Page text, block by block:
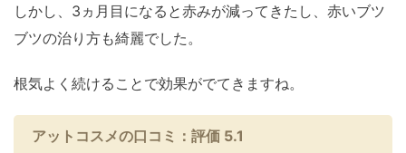
しかし、3ヵ月目になると赤みが減ってきたし、赤いブツ
ブツの治り方も綺麗でした。
根気よく続けることで効果がでてきますね。
アットコスメの口コミ：評価 5.1